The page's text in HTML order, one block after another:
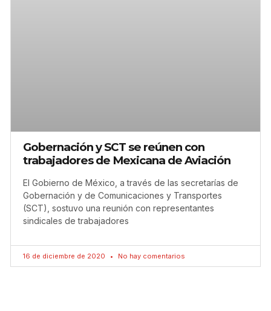
Gobernación y SCT se reúnen con
trabajadores de Mexicana de Aviación
El Gobierno de México, a través de las secretarías de
Gobernación y de Comunicaciones y Transportes
(SCT), sostuvo una reunión con representantes
sindicales de trabajadores
16 de diciembre de 2020 No hay comentarios